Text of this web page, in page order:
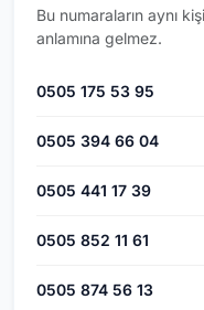
Bu numaraların aynı
anlamına gelmez.
0505 175 53 95
0505 394 66 04
0505 441 17 39
0505 852 11 61
0505 874 56 13